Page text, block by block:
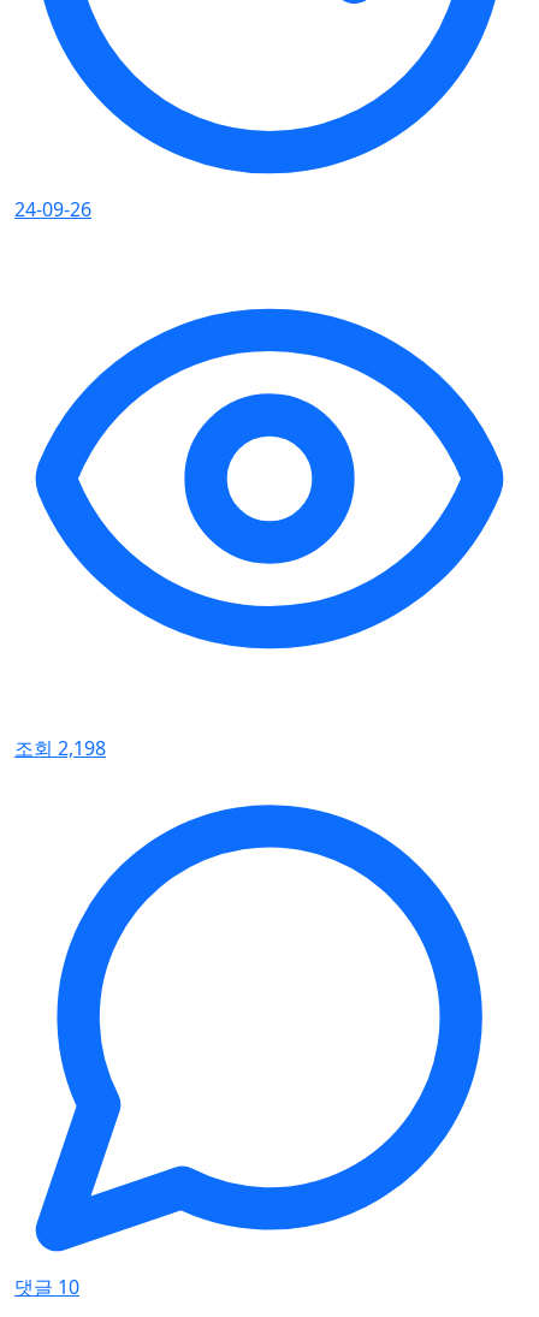
24-09-26
조회 2,198
댓글 10